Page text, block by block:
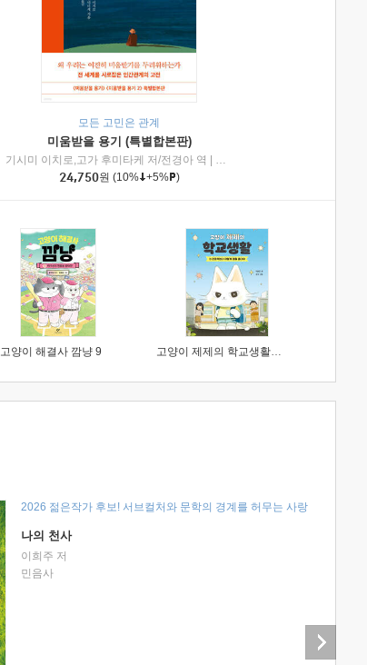
| 제이브리즈북스
모든 고민은 관계
미움받을 용기 (특별합본판)
기시미 이치로,고가 후미타케 저/전경아 역
인플루엔셜
24,750원 (10% +5% )
고양이 해결사 깜냥 9 고양이 제제의 학교생활 1 : 초등학생이 이렇게 힘들 줄이야
2026 젊은작가 후보! 서브컬처와 문학의 경계를 허무는 사랑
나의 천사
이희주 저
민음사